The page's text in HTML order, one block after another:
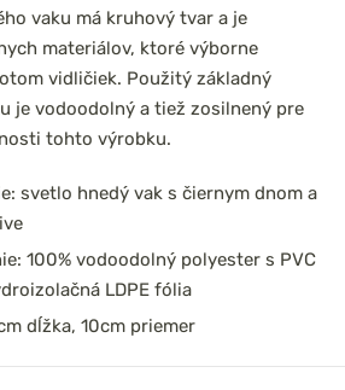
vaku má kruhový tvar a je
materiálov, ktoré výborne
vidličiek. Použitý základný
je vodoodolný a tiež zosilnený pre
tohto výrobku.
svetlo hnedý vak s čiernym dnom a
100% vodoodolný polyester s PVC
LDPE fólia
dĺžka, 10cm priemer